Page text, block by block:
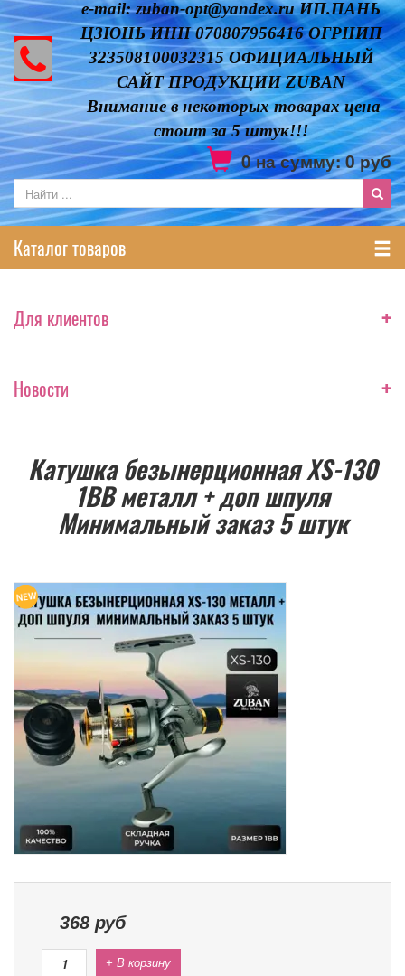
e-mail: zuban-opt@yandex.ru ИП.ПАНЬ
ЦЗЮНЬ ИНН 070807956416 ОГРНИП
323508100032315 ОФИЦИАЛЬНЫЙ
САЙТ ПРОДУКЦИИ ZUBAN
Внимание в некоторых товарах цена
стоит за 5 штук!!!
0на сумму:0руб
Каталог товаров
Для клиентов +
Новости +
Катушка безынерционная XS-130
1BB металл + доп шпуля
Минимальный заказ 5 штук
368 руб
+ В корзину